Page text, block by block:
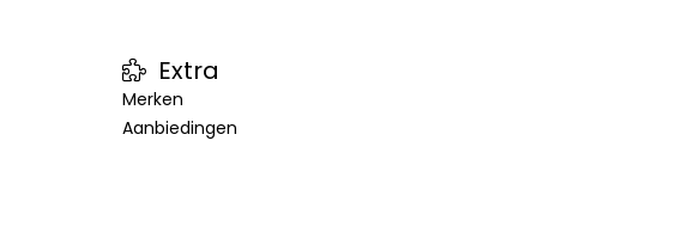
Extra
Merken
Aanbiedingen